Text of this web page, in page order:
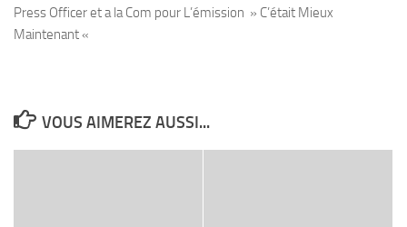
Press Officer et a la Com pour L’émission » C’était Mieux
Maintenant «
VOUS AIMEREZ AUSSI...